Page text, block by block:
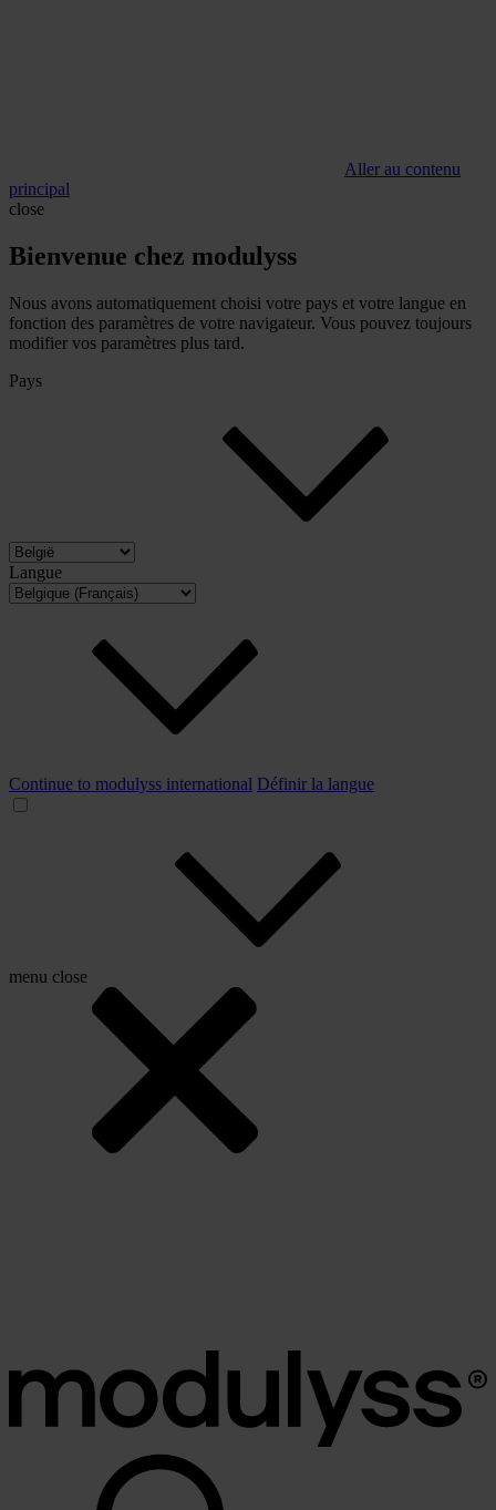
Aller au contenu
principal
close
Bienvenue chez modulyss
Nous avons automatiquement choisi votre pays et votre langue en
fonction des paramètres de votre navigateur. Vous pouvez toujours
modifier vos paramètres plus tard.
Pays
Langue
Continue to modulyss international Définir la langue
menu close